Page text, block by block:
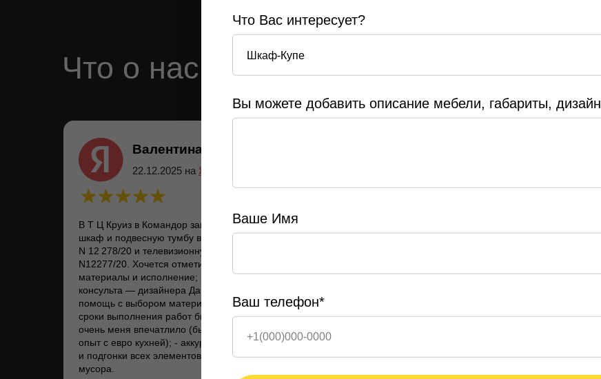
Что о нас говорят клиенты
Валентина Куренная
В Т Ц Круиз в Командор заказала встроенный
шкаф и подвесную тумбу в прихожую заказ
N 12 278/20 и телевизионную группу заказ
N12277/20. Хочется отметить: — качественные
материалы и исполнение; - профиализм
консульта — дизайнера Дарьи, которая оказала
помощь с выбором материала, дизайном; -
сроки выполнения работ были соблюдены, что
очень меня впечатлило (был отрицательный
опыт с евро кухней); - аккуратность монтажа
и подгонки всех элементов, включая уборку
мусора.
22.12.2025 на Яндекс
Отдельное спасибо монтажникам, и дизайнеру
Что Вас интересует?
Вы можете добавить описание мебели, габариты, дизайн
Ваше Имя
Ваш телефон*